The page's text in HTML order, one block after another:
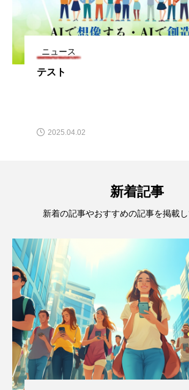
ニュース
テスト
2025.04.02
新着記事
新着の記事やおすすめの記事を掲載し